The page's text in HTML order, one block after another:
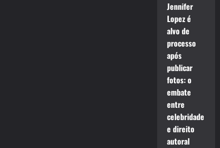
Jennifer
Lopez é
alvo de
processo
após
publicar
fotos: o
embate
entre
celebridade
e direito
autoral